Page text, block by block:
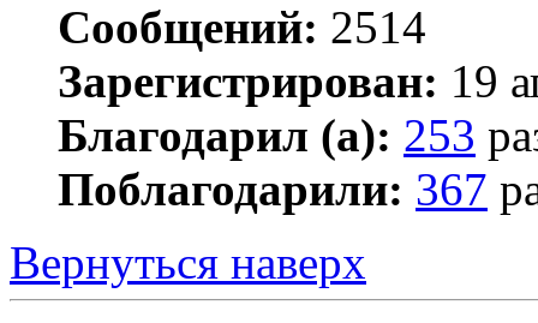
Сообщений: 2514
Зарегистрирован: 19
Благодарил (а): 253
Поблагодарили: 367
Вернуться наверх